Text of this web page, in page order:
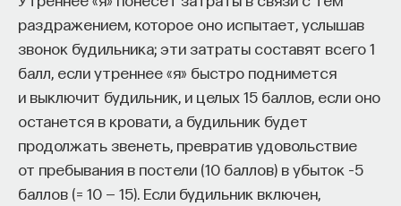
раздражением, которое оно испытает, услышав
звонок будильника; эти затраты составят всего 1
балл, если утреннее «я» быстро поднимется
и выключит будильник, и целых 15 баллов, если оно
останется в кровати, а будильник будет
продолжать звенеть, превратив удовольствие
от пребывания в постели (10 баллов) в убыток –5
баллов (= 10 — 15). Если будильник включен,